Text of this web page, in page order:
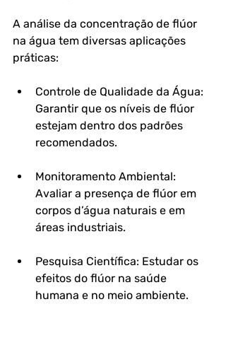
A análise da concentração de flúor
na água tem diversas aplicações
práticas:
Controle de Qualidade da Água:
Garantir que os níveis de flúor
estejam dentro dos padrões
recomendados.
Monitoramento Ambiental:
Avaliar a presença de flúor em
corpos d’água naturais e em
áreas industriais.
Pesquisa Científica: Estudar os
efeitos do flúor na saúde
humana e no meio ambiente.